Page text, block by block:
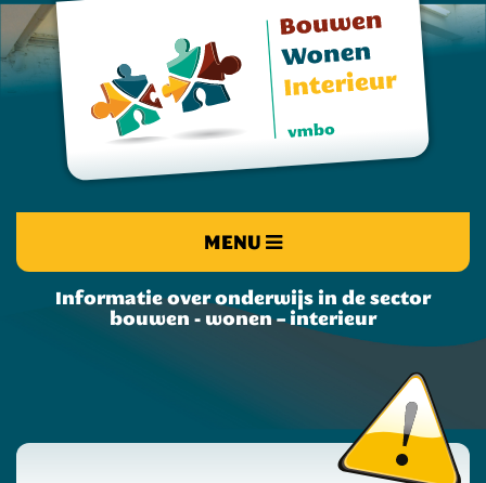
MENU
Informatie over onderwijs in de sector
bouwen - wonen – interieur